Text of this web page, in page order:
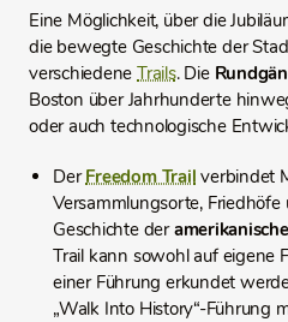
Eine Möglichkeit, über die
die bewegte Geschichte der
verschiedene Trails. Die
Boston über Jahrhunderte
oder auch technologische
DerFreedom Trail verbindet
Versammlungsorte, Friedhöfe
Geschichte der
Trail kann sowohl auf eigene
einer Führung erkundet
„Walk Into History“-Führung